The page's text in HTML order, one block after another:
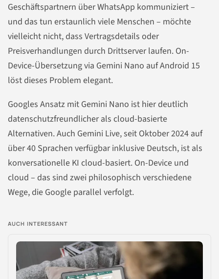
Geschäftspartnern über WhatsApp kommuniziert –
und das tun erstaunlich viele Menschen – möchte
vielleicht nicht, dass Vertragsdetails oder
Preisverhandlungen durch Drittserver laufen. On-
Device-Übersetzung via Gemini Nano auf Android 15
löst dieses Problem elegant.
Googles Ansatz mit Gemini Nano ist hier deutlich
datenschutzfreundlicher als cloud-basierte
Alternativen. Auch Gemini Live, seit Oktober 2024 auf
über 40 Sprachen verfügbar inklusive Deutsch, ist als
konversationelle KI cloud-basiert. On-Device und
cloud – das sind zwei philosophisch verschiedene
Wege, die Google parallel verfolgt.
AUCH INTERESSANT